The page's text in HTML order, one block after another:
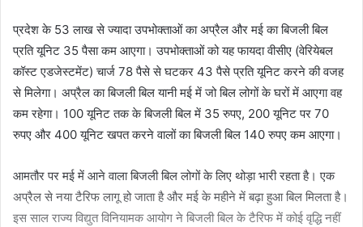
प्रदेश के 53 लाख से ज्यादा उपभोक्ताओं का अप्रैल और मई का बिजली बिल
प्रति यूनिट 35 पैसा कम आएगा। उपभोक्ताओं को यह फायदा वीसीए (वेरियेबल
कॉस्ट एडजेस्टमेंट) चार्ज 78 पैसे से घटकर 43 पैसे प्रति यूनिट करने की वजह
से मिलेगा। अप्रैल का बिजली बिल यानी मई में जो बिल लोगों के घरों में आएगा वह
कम रहेगा। 100 यूनिट तक के बिजली बिल में 35 रुपए, 200 यूनिट पर 70
रुपए और 400 यूनिट खपत करने वालों का बिजली बिल 140 रुपए कम आएगा।
आमतौर पर मई में आने वाला बिजली बिल लोगों के लिए थोड़ा भारी रहता है। एक
अप्रैल से नया टैरिफ लागू हो जाता है और मई के महीने में बढ़ा हुआ बिल मिलता है।
इस साल राज्य विद्युत विनियामक आयोग ने बिजली बिल के टैरिफ में कोई वृद्धि नहीं